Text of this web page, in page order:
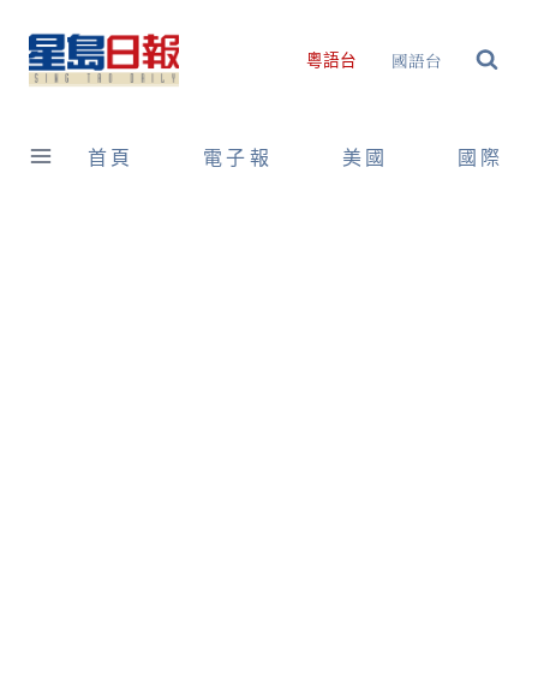
content
粵語台 國語台
首頁 電子報 美國 國際